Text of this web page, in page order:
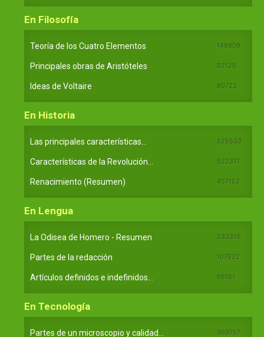
En Filosofía
Teoría de los Cuatro Elementos 149909
Principales obras de Aristóteles 82125
Ideas de Voltaire 80723
En Historia
Las principales características... 525533
Características de la Revolución... 522317
Renacimiento (Resumen) 457152
En Lengua
La Odisea de Homero - Resumen 233376
Partes de la redacción 107922
Artículos definidos e indefinidos... 66181
En Tecnología
Partes de un microscopio y calidad... 369757